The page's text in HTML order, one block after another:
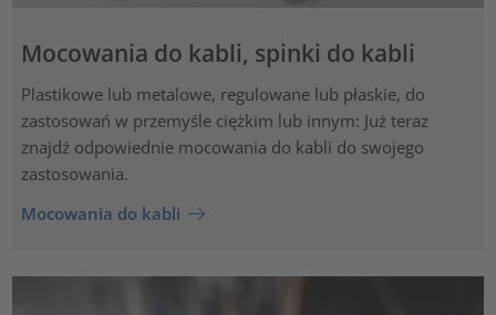
Mocowania do kabli, spinki do kabli
Plastikowe lub metalowe, regulowane lub płaskie, do
zastosowań w przemyśle ciężkim lub innym: Już teraz
znajdź odpowiednie mocowania do kabli do swojego
zastosowania.
Mocowania do kabli